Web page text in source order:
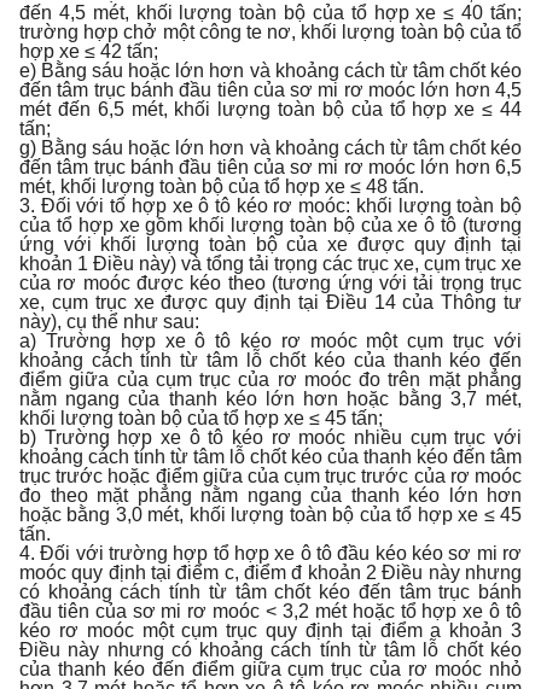
đến 4,5 mét, khối lượng toàn bộ của tổ hợp xe ≤ 40 tấn;
trường hợp chở một công te nơ, khối lượng toàn bộ của tổ
hợp xe ≤ 42 tấn;
e) Bằng sáu hoặc lớn hơn và khoảng cách từ tâm chốt kéo
đến tâm trục bánh đầu tiên của sơ mi rơ moóc lớn hơn 4,5
mét đến 6,5 mét, khối lượng toàn bộ của tổ hợp xe ≤ 44
tấn;
g) Bằng sáu hoặc lớn hơn và khoảng cách từ tâm chốt kéo
đến tâm trục bánh đầu tiên của sơ mi rơ moóc lớn hơn 6,5
mét, khối lượng toàn bộ của tổ hợp xe ≤ 48 tấn.
3. Đối với tổ hợp xe ô tô kéo rơ moóc: khối lượng toàn bộ
của tổ hợp xe gồm khối lượng toàn bộ của xe ô tô (tương
ứng với khối lượng toàn bộ của xe được quy định tại
khoản 1 Điều này) và tổng tải trọng các trục xe, cụm trục xe
của rơ moóc được kéo theo (tương ứng với tải trọng trục
xe, cụm trục xe được quy định tại Điều 14 của Thông tư
này), cụ thể như sau:
a) Trường hợp xe ô tô kéo rơ moóc một cụm trục với
khoảng cách tính từ tâm lỗ chốt kéo của thanh kéo đến
điểm giữa của cụm trục của rơ moóc đo trên mặt phẳng
nằm ngang của thanh kéo lớn hơn hoặc bằng 3,7 mét,
khối lượng toàn bộ của tổ hợp xe ≤ 45 tấn;
b) Trường hợp xe ô tô kéo rơ moóc nhiều cụm trục với
khoảng cách tính từ tâm lỗ chốt kéo của thanh kéo đến tâm
trục trước hoặc điểm giữa của cụm trục trước của rơ moóc
đo theo mặt phẳng nằm ngang của thanh kéo lớn hơn
hoặc bằng 3,0 mét, khối lượng toàn bộ của tổ hợp xe ≤ 45
tấn.
4. Đối với trường hợp tổ hợp xe ô tô đầu kéo kéo sơ mi rơ
moóc quy định tại điểm c, điểm đ khoản 2 Điều này nhưng
có khoảng cách tính từ tâm chốt kéo đến tâm trục bánh
đầu tiên của sơ mi rơ moóc < 3,2 mét hoặc tổ hợp xe ô tô
kéo rơ moóc một cụm trục quy định tại điểm a khoản 3
Điều này nhưng có khoảng cách tính từ tâm lỗ chốt kéo
của thanh kéo đến điểm giữa cụm trục của rơ moóc nhỏ